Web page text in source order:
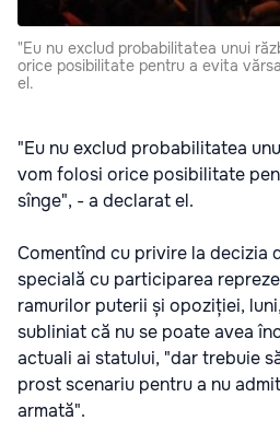
"Eu nu exclud probabilitatea unui
orice posibilitate pentru a evita
el.
"Eu nu exclud probabilitatea
vom folosi orice posibilitate
sînge", - a declarat el.
Comentînd cu privire la decizia
specială cu participarea
ramurilor puterii și opoziției,
subliniat că nu se poate avea
actuali ai statului, "dar trebuie
prost scenariu pentru a nu
armată".